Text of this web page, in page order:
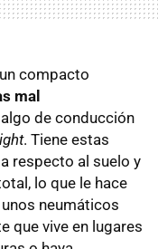
compacto
mal
de conducción
. Tiene estas
respecto al suelo y
lo que le hace
neumáticos
que vive en lugares